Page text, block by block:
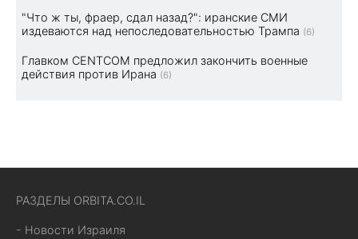
"Что ж ты, фраер, сдал назад?": иранские СМИ
издеваются над непоследовательностью Трампа (6)
Главком CENTCOM предложил закончить военные
действия против Ирана (6)
РАЗДЕЛЫ ORBITA.CO.IL
- Новости Израиля